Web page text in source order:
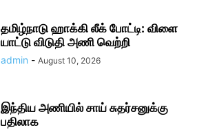
தமிழ்​நாடு ஹாக்கி லீக் போட்டி: விளை​
யாட்டு விடுதி அணி வெற்றி
admin - August 10, 2026
இந்திய அணியில் சாய் சுதர்சனுக்கு
பதிலாக